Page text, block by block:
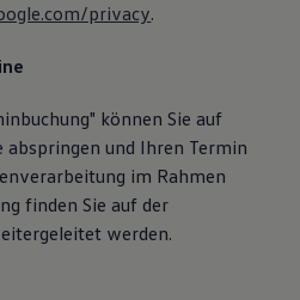
privacy.
können Sie auf
abspringen und Ihren Termin
im Rahmen
finden Sie auf der
werden.